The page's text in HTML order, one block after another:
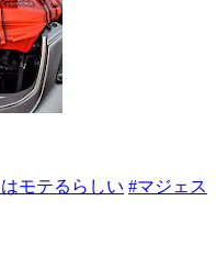
モテるらしい #マジェス